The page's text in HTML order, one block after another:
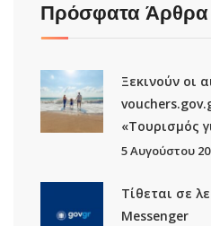
Πρόσφατα Άρθρα
Ξεκινούν οι
«Τουρισμός
5 Αυγούστου
Τίθεται σε
Μessenger